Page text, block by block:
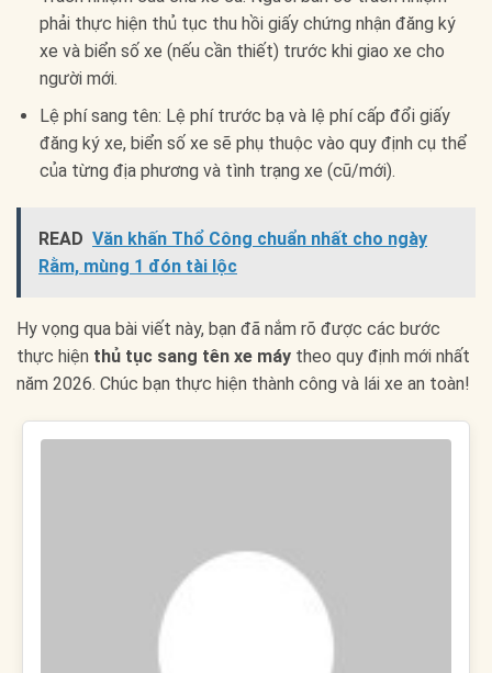
phải thực hiện thủ tục thu hồi giấy chứng nhận đăng ký
xe và biển số xe (nếu cần thiết) trước khi giao xe cho
người mới.
Lệ phí sang tên: Lệ phí trước bạ và lệ phí cấp đổi giấy
đăng ký xe, biển số xe sẽ phụ thuộc vào quy định cụ thể
của từng địa phương và tình trạng xe (cũ/mới).
READ Văn khấn Thổ Công chuẩn nhất cho ngày
Rằm, mùng 1 đón tài lộc
Hy vọng qua bài viết này, bạn đã nắm rõ được các bước
thực hiện thủ tục sang tên xe máy theo quy định mới nhất
năm 2026. Chúc bạn thực hiện thành công và lái xe an toàn!